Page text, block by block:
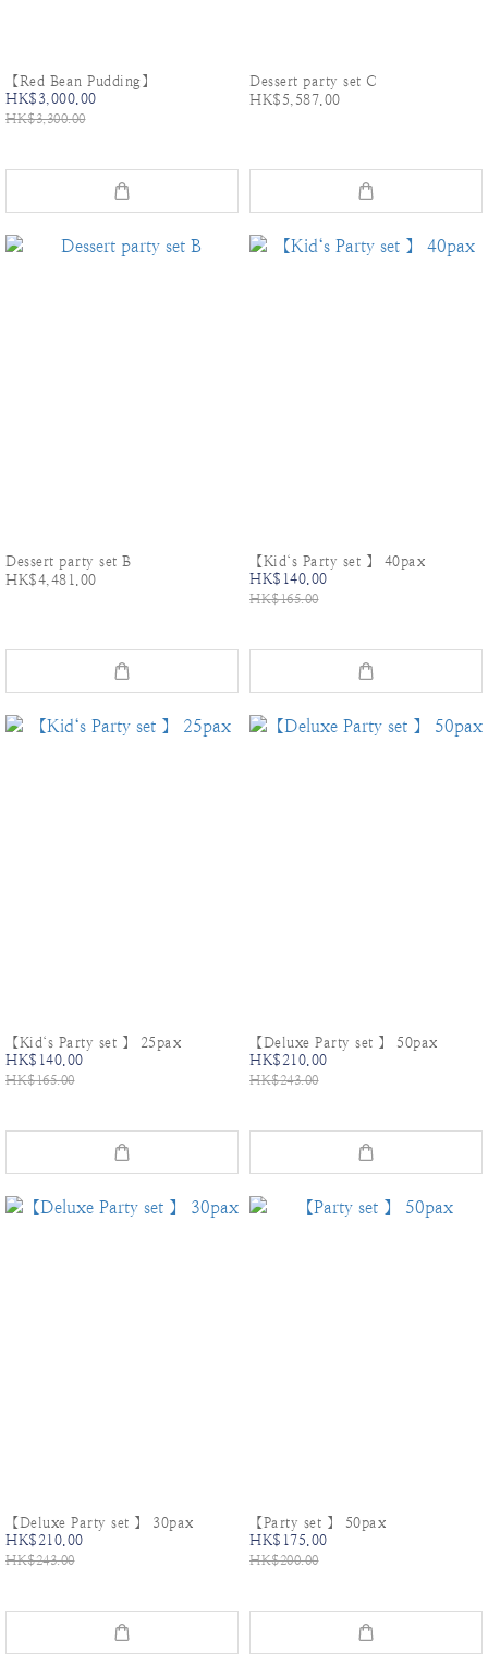
【Red Bean Pudding】
HK$3,000.00
HK$3,300.00
Dessert party set C
HK$5,587.00
Dessert party set B
HK$4,481.00
【Kid‘s Party set 】 40pax
HK$140.00
HK$165.00
【Kid‘s Party set 】 25pax
HK$140.00
HK$165.00
【Deluxe Party set 】 50pax
HK$210.00
HK$243.00
【Deluxe Party set 】 30pax
HK$210.00
HK$243.00
【Party set 】 50pax
HK$175.00
HK$200.00